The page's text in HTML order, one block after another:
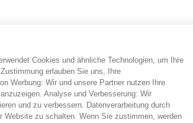
Потребитель получает информацию, а
заполнена по телефону. abo-hilfe.de не
обеспечивается контакт с юристами.
случае всегда необходима
Cookies und ähnliche Technologien, um Ihre
erlauben Sie uns, Ihre
Werbung: Wir und unsere Partner nutzen Ihre
Analyse und Verbesserung: Wir
und zu verbessern. Datenverarbeitung durch
Website zu schalten. Wenn Sie zustimmen, werden